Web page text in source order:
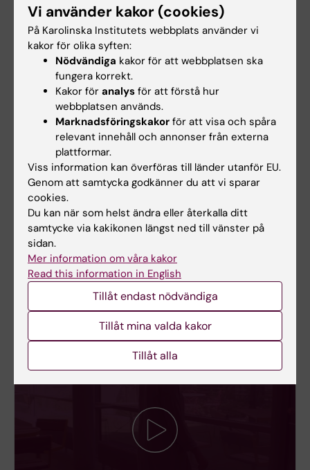
Hur ser det ut på campus Solna?
Campus Solna ligger i norra delen av Stockholm,
precis intill Karolinska universitetssjukhuset Solna.
Vi använder kakor (cookies)
På Karolinska Institutets webbplats använder vi
kakor för olika syften:
Nödvändiga kakor för att webbplatsen ska
fungera korrekt.
Kakor för analys för att förstå hur
webbplatsen används.
Marknadsföringskakor för att visa och spåra
relevant innehåll och annonser från externa
plattformar.
Viss information kan överföras till länder utanför EU.
Genom att samtycka godkänner du att vi sparar
cookies.
Du kan när som helst ändra eller återkalla ditt
samtycke via kakikonen längst ned till vänster på
sidan.
Mer information om våra kakor
Read this information in English
Tillåt endast nödvändiga
Tillåt mina valda kakor
Tillåt alla